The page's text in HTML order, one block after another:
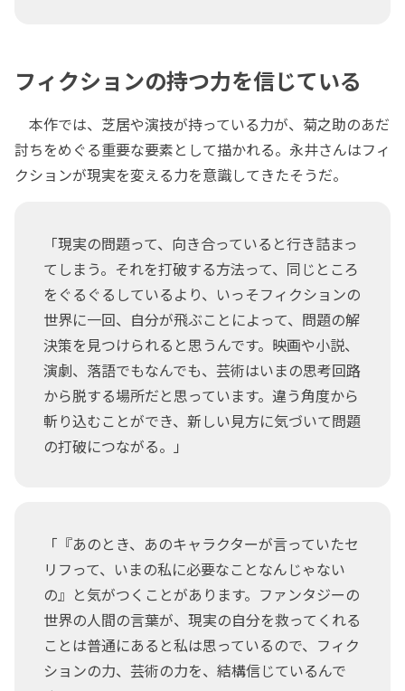
フィクションの持つ力を信じている
本作では、芝居や演技が持っている力が、菊之助のあだ
討ちをめぐる重要な要素として描かれる。永井さんはフィ
クションが現実を変える力を意識してきたそうだ。
「現実の問題って、向き合っていると行き詰まっ
てしまう。それを打破する方法って、同じところ
をぐるぐるしているより、いっそフィクションの
世界に一回、自分が飛ぶことによって、問題の解
決策を見つけられると思うんです。映画や小説、
演劇、落語でもなんでも、芸術はいまの思考回路
から脱する場所だと思っています。違う角度から
斬り込むことができ、新しい見方に気づいて問題
の打破につながる。」
「『あのとき、あのキャラクターが言っていたセ
リフって、いまの私に必要なことなんじゃない
の』と気がつくことがあります。ファンタジーの
世界の人間の言葉が、現実の自分を救ってくれる
ことは普通にあると私は思っているので、フィク
ションの力、芸術の力を、結構信じているんで